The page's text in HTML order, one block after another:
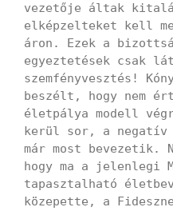
vezetője áltak
elképzelteket kell
áron. Ezek a
egyeztetések csak
szemfényvesztés!
beszélt, hogy nem
életpálya modell
kerül sor, a negatív
már most bevezetik.
hogy ma a jelenlegi
tapasztalható
közepette, a